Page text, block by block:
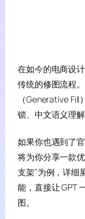
在如今的电商设
传统的修图流程
（Generative
锁、中文语义理
如果你也遇到了
将为你分享一款
支架”为例，详细
能，直接让 GPT
图。